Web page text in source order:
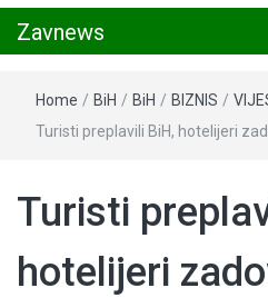
Zavnews
Home / BiH / BiH / BIZNIS /
Turisti preplavili BiH, hotelijeri
Turisti
hotelijeri